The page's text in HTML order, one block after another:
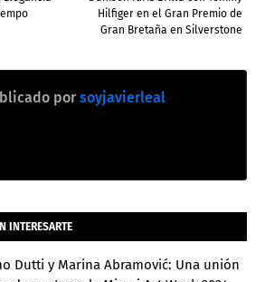
Hilfiger en el Gran Premio de
Gran Bretaña en Silverstone
por soyjavierleal
INTERESARTE
Dutti y Marina Abramović: Una unión